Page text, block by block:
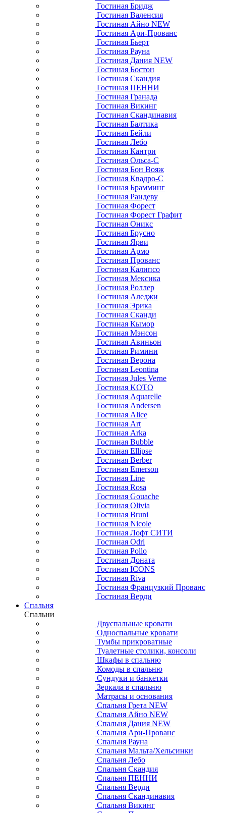
Гостиная Бридж
Гостиная Валенсия
Гостиная Айно NEW
Гостиная Ари-Прованс
Гостиная Бьерт
Гостиная Рауна
Гостиная Дания NEW
Гостиная Бостон
Гостиная Скандия
Гостиная ПЕННИ
Гостиная Гранада
Гостиная Викинг
Гостиная Скандинавия
Гостиная Балтика
Гостиная Бейли
Гостиная Лебо
Гостиная Кантри
Гостиная Ольса-С
Гостиная Бон Вояж
Гостиная Квадро-С
Гостиная Брамминг
Гостиная Рандеву
Гостиная Форест
Гостиная Форест Графит
Гостиная Оникс
Гостиная Брусно
Гостиная Ярви
Гостиная Армо
Гостиная Прованс
Гостиная Калипсо
Гостиная Мексика
Гостиная Роллер
Гостиная Аледжи
Гостиная Эрика
Гостиная Сканди
Гостиная Кымор
Гостиная Мэнсон
Гостиная Авиньон
Гостиная Римини
Гостиная Верона
Гостиная Leontina
Гостиная Jules Verne
Гостиная KOTO
Гостиная Aquarelle
Гостиная Andersen
Гостиная Alice
Гостиная Art
Гостиная Arka
Гостиная Bubble
Гостиная Ellipse
Гостиная Berber
Гостиная Emerson
Гостиная Line
Гостиная Rosa
Гостиная Gouache
Гостиная Olivia
Гостиная Bruni
Гостиная Nicole
Гостиная Лофт СИТИ
Гостиная Odri
Гостиная Pollo
Гостиная Доната
Гостиная ICONS
Гостиная Riva
Гостиная Французкий Прованс
Гостиная Верди
Спальня
Спальни
Двуспальные кровати
Односпальные кровати
Тумбы прикроватные
Туалетные столики, консоли
Шкафы в спальню
Комоды в спальню
Сундуки и банкетки
Зеркала в спальню
Матрасы и основания
Спальня Грета NEW
Спальня Айно NEW
Спальня Дания NEW
Спальня Ари-Прованс
Спальня Рауна
Спальня Мальта/Хельсинки
Спальня Лебо
Спальня Скандия
Спальня ПЕННИ
Спальня Верди
Спальня Скандинавия
Спальня Викинг